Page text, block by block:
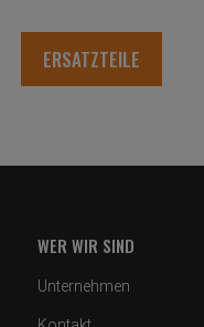
ERSATZTEILE
WER WIR SIND
Unternehmen